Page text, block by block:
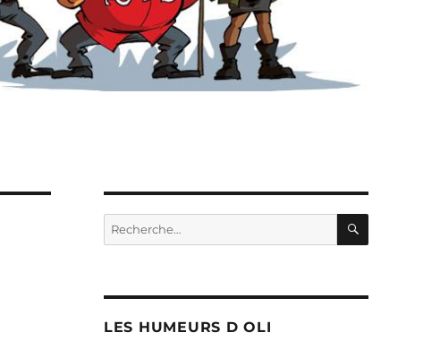
Recherche
pour :
LES HUMEURS D OLI